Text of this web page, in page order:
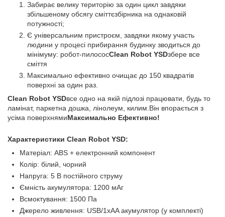
Забирає велику територію за один цикл завдяки
збільшеному обсягу сміттєзбірника на однаковій
потужності;
Є універсальним пристроєм, завдяки якому участь
людини у процесі прибирання будинку зводиться до
мінімуму: робот-пилососClean Robot YSDзбере все
сміття
Максимально ефективно очищає до 150 квадратів
поверхні за один раз.
Clean Robot YSDвсе одно на якій підлозі працювати, будь то
ламінат, паркетна дошка, лінолеум, килим.Він впорається з
усіма поверхнямиМаксимально Ефективно!
Характеристики Clean Robot YSD:
Матеріал: ABS + електронний компонент
Колір: білий, чорний
Напруга: 5 В постійного струму
Ємність акумулятора: 1200 мАг
Всмоктування: 1500 Па
Джерело живлення: USB/1xAA акумулятор (у комплекті)